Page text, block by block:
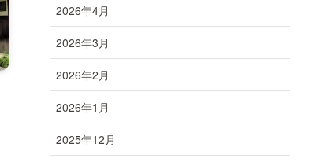
2026年4月
2026年3月
2026年2月
2026年1月
2025年12月